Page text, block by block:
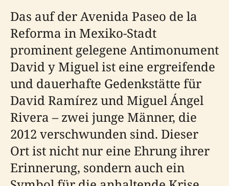
Das auf der Avenida Paseo de la
Reforma in Mexiko-Stadt
prominent gelegene Antimonument
David y Miguel ist eine ergreifende
und dauerhafte Gedenkstätte für
David Ramírez und Miguel Ángel
Rivera – zwei junge Männer, die
2012 verschwunden sind. Dieser
Ort ist nicht nur eine Ehrung ihrer
Erinnerung, sondern auch ein